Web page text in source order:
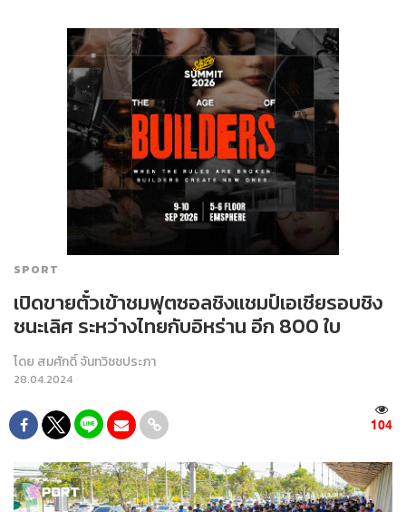
SPORT
เปิดขายตั๋วเข้าชมฟุตซอลชิงแชมป์เอเชียรอบชิง
ชนะเลิศ ระหว่างไทยกับอิหร่าน อีก 800 ใบ
โดย สมศักดิ์ จันทวิชชประภา
28.04.2024
104